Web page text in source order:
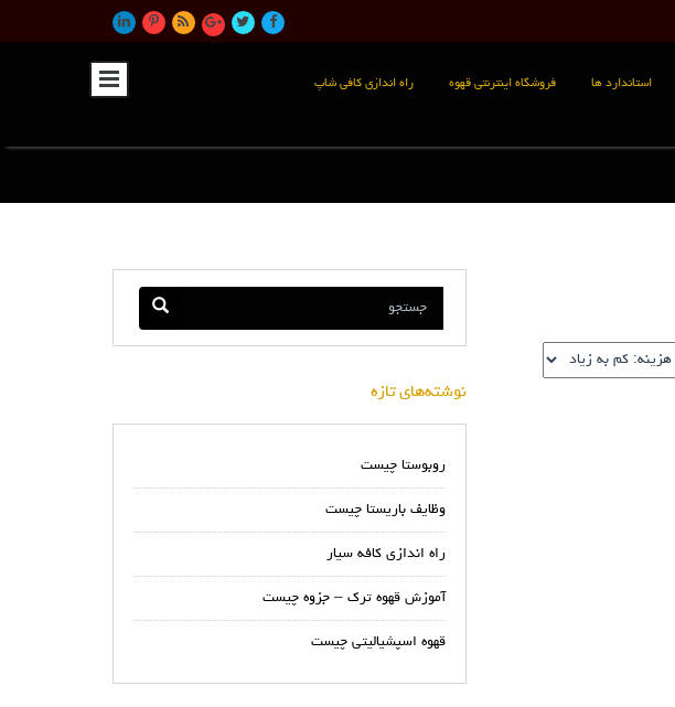
استاندارد ها فروشگاه اینترنتی قهوه راه اندازی کافی شاپ
نوشته‌های تازه
روبوستا چیست
وظایف باریستا چیست
راه اندازی کافه سیار
آموزش قهوه ترک – جزوه چیست
قهوه اسپشیالیتی چیست